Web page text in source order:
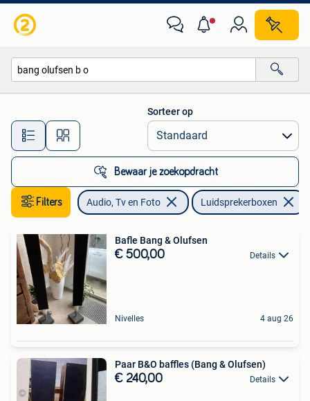
Alle afstanden…
Sorteer op
Bewaar je zoekopdracht
Filters Audio, Tv en Foto Luidsprekerboxen
Bafle Bang & Olufsen
€ 500,00 Details
Nivelles 4 aug 26
Paar B&O baffles (Bang & Olufsen)
€ 240,00 Details